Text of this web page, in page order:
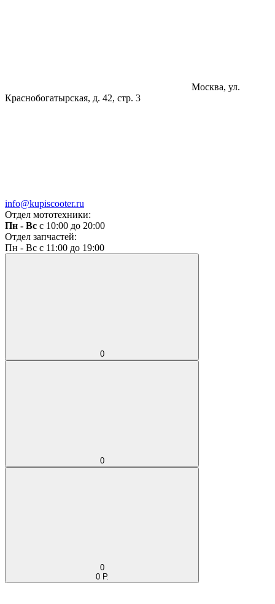
Москва, ул.
Краснобогатырская, д. 42, стр. 3
info@kupiscooter.ru
Отдел мототехники:
Пн - Вс с 10:00 до 20:00
Отдел запчастей:
Пн - Вс с 11:00 до 19:00
0
0
0
0 Р.